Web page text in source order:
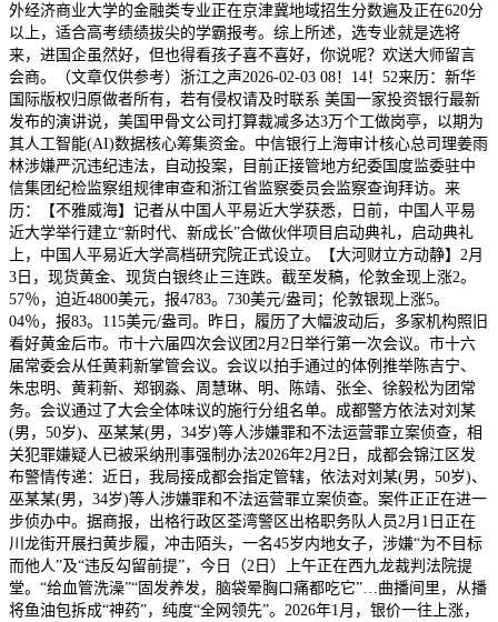
外经济商业大学的金融类专业正在京津冀地域招生分数遍及正在620分
以上，适合高考绩绩拔尖的学霸报考。综上所述，选专业就是选将
来，进国企虽然好，但也得看孩子喜不喜好，你说呢？欢送大师留言
会商。（文章仅供参考）浙江之声2026-02-03 08！14！52来历：新华
国际版权归原做者所有，若有侵权请及时联系 美国一家投资银行最新
发布的演讲说，美国甲骨文公司打算裁减多达3万个工做岗亭，以期为
其人工智能(AI)数据核心筹集资金。中信银行上海审计核心总司理姜雨
林涉嫌严沉违纪违法，自动投案，目前正接管地方纪委国度监委驻中
信集团纪检监察组规律审查和浙江省监察委员会监察查询拜访。来
历：【不雅威海】记者从中国人平易近大学获悉，日前，中国人平易
近大学举行建立“新时代、新成长”合做伙伴项目启动典礼，启动典礼
上，中国人平易近大学高档研究院正式设立。【大河财立方动静】2月
3日，现货黄金、现货白银终止三连跌。截至发稿，伦敦金现上涨2。
57％，迫近4800美元，报4783。730美元/盎司；伦敦银现上涨5。
04％，报83。115美元/盎司。昨日，履历了大幅波动后，多家机构照旧
看好黄金后市。市十六届四次会议团2月2日举行第一次会议。市十六
届常委会从任黄莉新掌管会议。会议以拍手通过的体例推举陈吉宁、
朱忠明、黄莉新、郑钢淼、周慧琳、明、陈靖、张全、徐毅松为团常
务。会议通过了大会全体味议的施行分组名单。成都警方依法对刘某
(男，50岁)、巫某某(男，34岁)等人涉嫌罪和不法运营罪立案侦查，相
关犯罪嫌疑人已被采纳刑事强制办法2026年2月2日，成都会锦江区发
布警情传递：近日，我局接成都会指定管辖，依法对刘某(男，50岁)、
巫某某(男，34岁)等人涉嫌罪和不法运营罪立案侦查。案件正正在进一
步侦办中。据商报，出格行政区荃湾警区出格职务队人员2月1日正在
川龙街开展扫黄步履，冲击陌头，一名45岁内地女子，涉嫌“为不目标
而他人”及“违反勾留前提”，今日（2日）上午正在西九龙裁判法院提
堂。“给血管洗澡”“固发养发，脑袋晕胸口痛都吃它”…曲播间里，从播
将鱼油包拆成“神药”，纯度“全网领先”。2026年1月，银价一往上涨，